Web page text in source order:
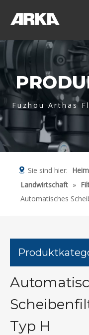
Fuzhou Arthas
Sie sind hier: Heim
Landwirtschaft »
Automatisches
Typ H